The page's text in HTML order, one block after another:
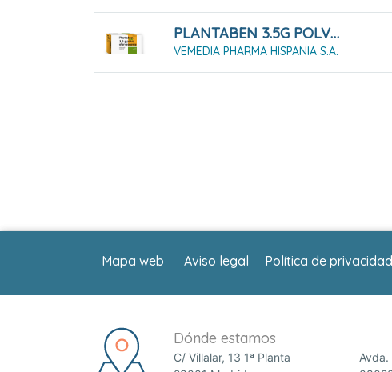
PLANTABEN 3.5G POLVO EFERVESCENTE. 30 SOBRES
VEMEDIA PHARMA HISPANIA S.A.
Mapa web Aviso legal Política de privacidad
Dónde estamos
C/ Villalar, 13 1ª Planta
Avda.